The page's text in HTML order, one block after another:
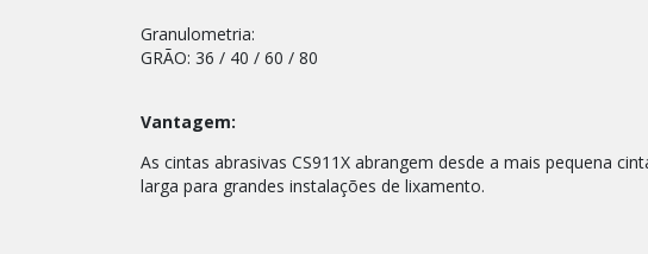
Granulometria:
GRÃO: 36 / 40 / 60 / 80
Vantagem:
As cintas abrasivas CS911X abrangem desde a mais pequena
larga para grandes instalações de lixamento.